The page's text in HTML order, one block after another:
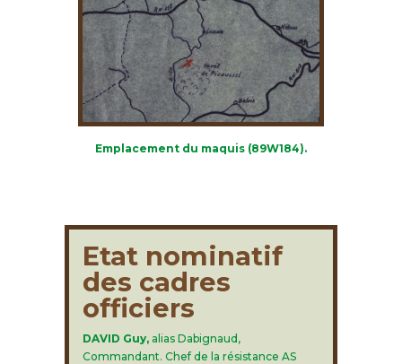
Emplacement du maquis (89W184).
Etat nominatif
des cadres
officiers
DAVID Guy, alias Dabignaud,
Commandant. Chef de la résistance AS